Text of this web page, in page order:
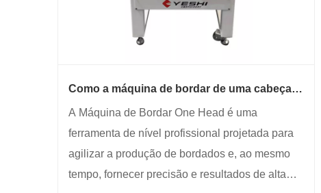
Como a máquina de bordar de uma cabeça
A Máquina de Bordar One Head é uma
ferramenta de nível profissional projetada para
agilizar a produção de bordados e, ao mesmo
tempo, fornecer precisão e resultados de alta